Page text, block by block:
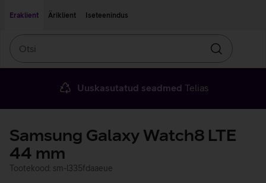
Eraklient
Äriklient Iseteenindus
Otsin
Uuskasutatud seadmed Telias
Samsung Galaxy Watch8 LTE
44 mm
Tootekood: sm-l335fdaaeue